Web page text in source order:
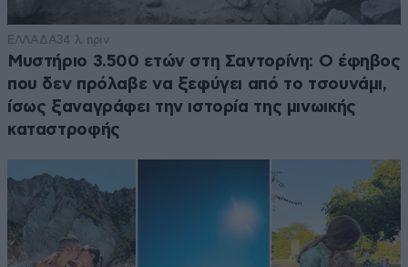
ΕΛΛΑΔΑ34 λ. πριν
Μυστήριο 3.500 ετών στη Σαντορίνη: Ο έφηβος
που δεν πρόλαβε να ξεφύγει από το τσουνάμι,
ίσως ξαναγράφει την ιστορία της μινωικής
καταστροφής